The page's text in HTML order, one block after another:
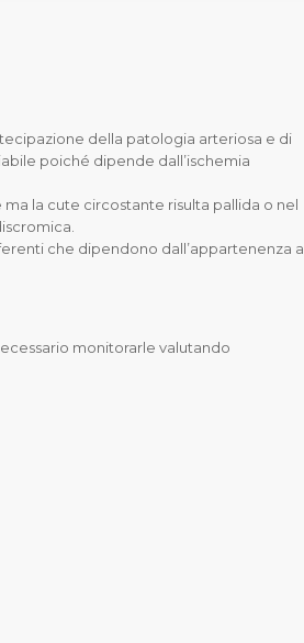
della patologia arteriosa e di
poiché dipende dall’ischemia
la cute circostante risulta pallida o nel
che dipendono dall’appartenenza a
monitorarle valutando